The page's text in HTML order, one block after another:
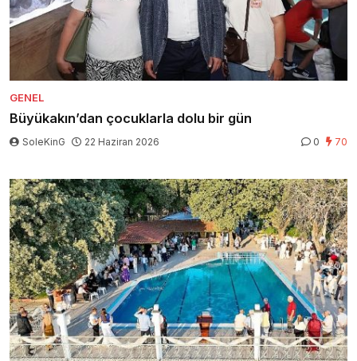
GENEL
Büyükakın’dan çocuklarla dolu bir gün
SoleKinG 22 Haziran 2026 0 70